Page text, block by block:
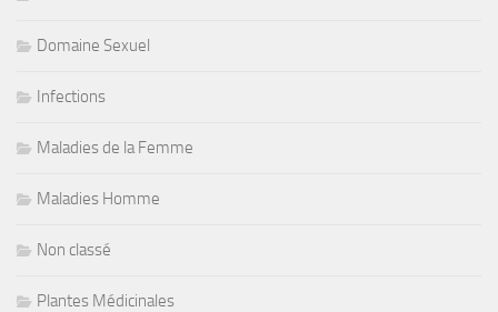
Domaine Sexuel
Infections
Maladies de la Femme
Maladies Homme
Non classé
Plantes Médicinales